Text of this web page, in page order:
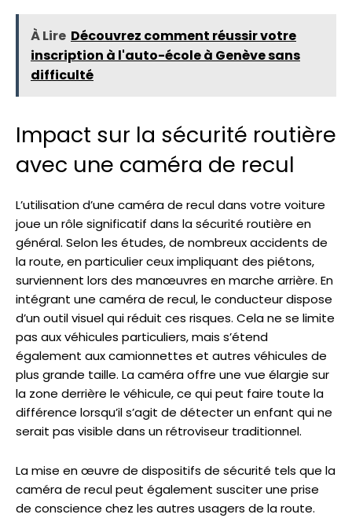
À Lire Découvrez comment réussir votre
inscription à l'auto-école à Genève sans
difficulté
Impact sur la sécurité routière
avec une caméra de recul
L’utilisation d’une caméra de recul dans votre voiture
joue un rôle significatif dans la sécurité routière en
général. Selon les études, de nombreux accidents de
la route, en particulier ceux impliquant des piétons,
surviennent lors des manœuvres en marche arrière. En
intégrant une caméra de recul, le conducteur dispose
d’un outil visuel qui réduit ces risques. Cela ne se limite
pas aux véhicules particuliers, mais s’étend
également aux camionnettes et autres véhicules de
plus grande taille. La caméra offre une vue élargie sur
la zone derrière le véhicule, ce qui peut faire toute la
différence lorsqu’il s’agit de détecter un enfant qui ne
serait pas visible dans un rétroviseur traditionnel.
La mise en œuvre de dispositifs de sécurité tels que la
caméra de recul peut également susciter une prise
de conscience chez les autres usagers de la route.